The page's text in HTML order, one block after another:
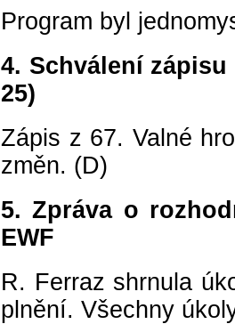
Program byl
4. Schválení zápisu
25)
Zápis z 67. Valné
změn. (D)
5. Zpráva o
EWF
R. Ferraz shrnula
plnění. Všechny